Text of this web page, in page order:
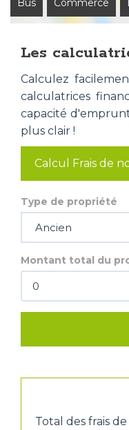
Bus Commerce
Les
Calculez
calculatrices
capacité
plus clair !
Calcul Frais de